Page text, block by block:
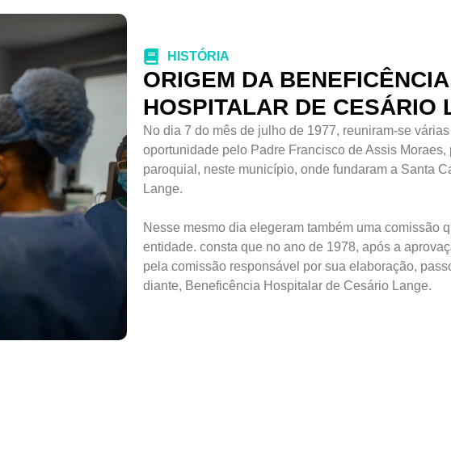
HISTÓRIA
ORIGEM DA BENEFICÊNCIA
HOSPITALAR DE CESÁRIO
No dia 7 do mês de julho de 1977, reuniram-se
oportunidade pelo Padre Francisco de Assis
paroquial, neste município, onde fundaram a Santa
Lange.
Nesse mesmo dia elegeram também uma comissão
entidade. consta que no ano de 1978, após a
pela comissão responsável por sua elaboração,
diante, Beneficência Hospitalar de Cesário Lange.